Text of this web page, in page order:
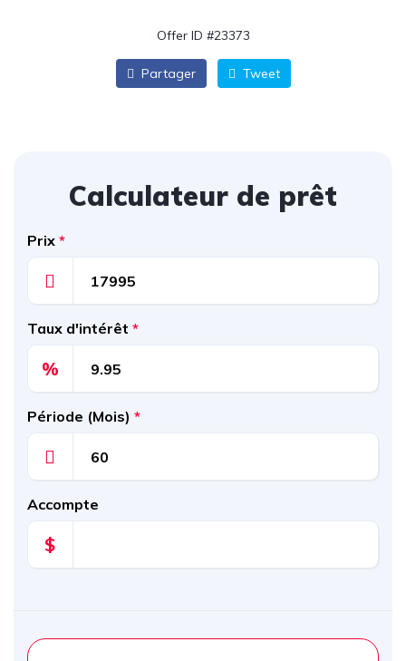
Offer ID #23373
Partager Tweet
Calculateur de prêt
Prix *
Taux d'intérêt *
%
Période (Mois) *
Accompte
$